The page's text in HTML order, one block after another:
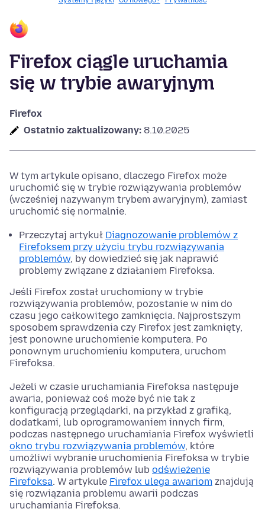
Firefox ciągle uruchamia
się w trybie awaryjnym
Firefox
Ostatnio zaktualizowany: 8.10.2025
W tym artykule opisano, dlaczego Firefox może
uruchomić się w trybie rozwiązywania problemów
(wcześniej nazywanym trybem awaryjnym), zamiast
uruchomić się normalnie.
Przeczytaj artykuł Diagnozowanie problemów z
Firefoksem przy użyciu trybu rozwiązywania
problemów, by dowiedzieć się jak naprawić
problemy związane z działaniem Firefoksa.
Jeśli Firefox został uruchomiony w trybie
rozwiązywania problemów, pozostanie w nim do
czasu jego całkowitego zamknięcia. Najprostszym
sposobem sprawdzenia czy Firefox jest zamknięty,
jest ponowne uruchomienie komputera. Po
ponownym uruchomieniu komputera, uruchom
Firefoksa.
Jeżeli w czasie uruchamiania Firefoksa następuje
awaria, ponieważ coś może być nie tak z
konfiguracją przeglądarki, na przykład z grafiką,
dodatkami, lub oprogramowaniem innych firm,
podczas następnego uruchamiania Firefox wyświetli
okno trybu rozwiązywania problemów, które
umożliwi wybranie uruchomienia Firefoksa w trybie
rozwiązywania problemów lub odświeżenie
Firefoksa. W artykule Firefox ulega awariom znajdują
się rozwiązania problemu awarii podczas
uruchamiania Firefoksa.